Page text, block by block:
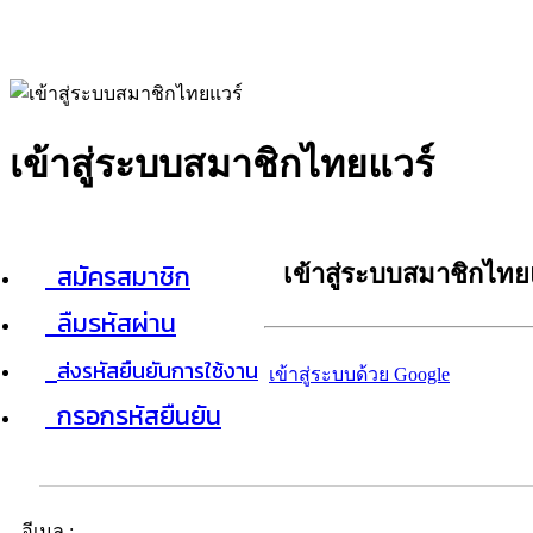
เข้าสู่ระบบสมาชิกไทยแวร์
สมัครสมาชิก
ลืมรหัสผ่าน
ส่งรหัสยืนยันการใช้งาน
กรอกรหัสยืนยัน
เข้าสู่ระบบสมาชิกไท
เข้าสู่ระบบด้วย Google